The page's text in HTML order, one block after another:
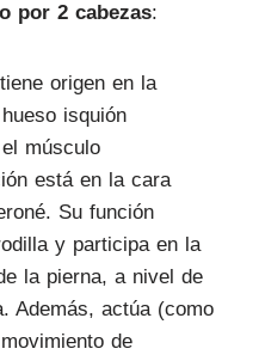
por 2 cabezas:
origen en la
isquión
músculo
está en la cara
Su función
y participa en la
la pierna, a nivel de
Además, actúa (como
de